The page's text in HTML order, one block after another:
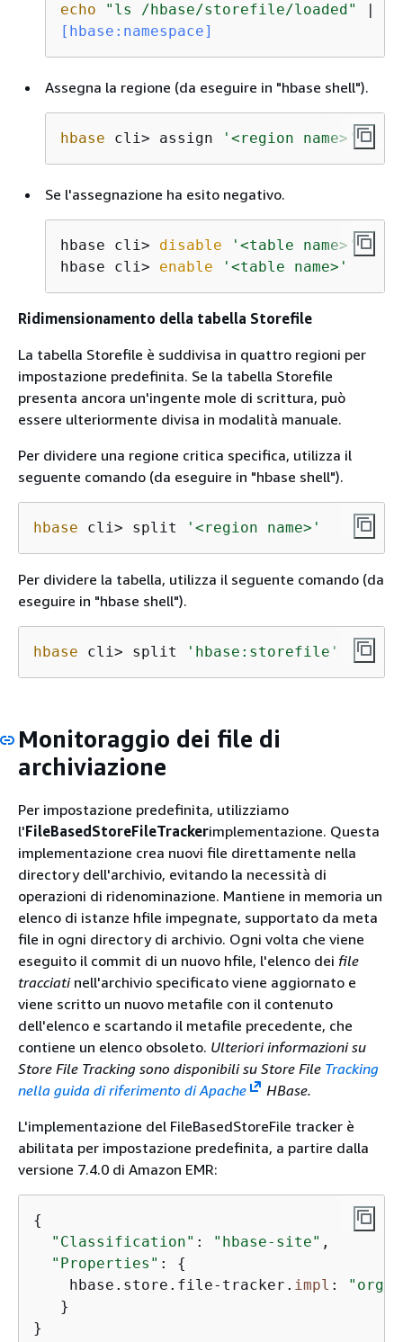
echo
"ls /hbase/storefile/loaded"
[hbase:namespace]
Assegna la regione (da eseguire in "hbase shell").
hbase cli> assign '<region name>'
Se l'assegnazione ha esito negativo.
hbase cli> disable
'<table name>'
hbase cli> enable '<table name>'
Ridimensionamento della tabella Storefile
La tabella Storefile è suddivisa in quattro regioni per
impostazione predefinita. Se la tabella Storefile
presenta ancora un'ingente mole di scrittura, può
essere ulteriormente divisa in modalità manuale.
Per dividere una regione critica specifica, utilizza il
seguente comando (da eseguire in "hbase shell").
hbase cli> split '<region name>'
Per dividere la tabella, utilizza il seguente comando (da
eseguire in "hbase shell").
hbase cli> split 'hbase:storefile'
Monitoraggio dei file di
archiviazione
Per impostazione predefinita, utilizziamo
l'FileBasedStoreFileTrackerimplementazione. Questa
implementazione crea nuovi file direttamente nella
directory dell'archivio, evitando la necessità di
operazioni di ridenominazione. Mantiene in memoria un
elenco di istanze hfile impegnate, supportato da meta
file in ogni directory di archivio. Ogni volta che viene
eseguito il commit di un nuovo hfile, l'elenco dei file
tracciatinell'archivio specificato viene aggiornato e
viene scritto un nuovo metafile con il contenuto
dell'elenco e scartando il metafile precedente, che
contiene un elenco obsoleto. Ulteriori informazioni su
Store File Tracking sono disponibili su Store File Tracking
nella guida di riferimento di Apache
HBase.
L'implementazione del FileBasedStoreFile tracker è
abilitata per impostazione predefinita, a partire dalla
versione 7.4.0 di Amazon EMR:
{
"Classification" : "hbase-site" ,
"Properties" : {
    hbase.store.file-tracker.
impl :
   }
}